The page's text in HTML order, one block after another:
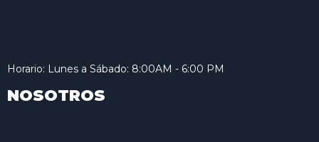
Horario: Lunes a Sábado: 8:00AM - 6:00 PM
NOSOTROS